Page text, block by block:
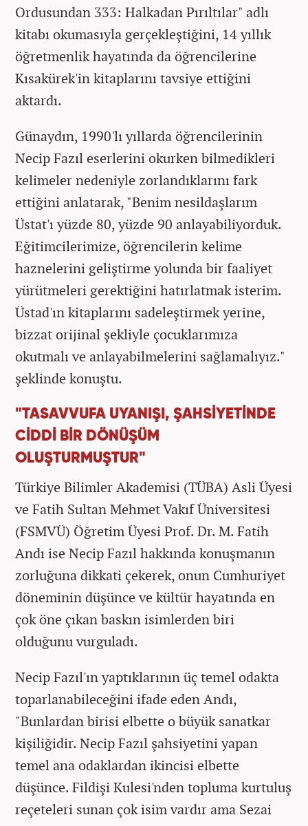
Ordusundan 333: Halkadan Pırıltılar" adlı
kitabı okumasıyla gerçekleştiğini, 14 yıllık
öğretmenlik hayatında da öğrencilerine
Kısakürek'in kitaplarını tavsiye ettiğini
aktardı.
Günaydın, 1990'lı yıllarda öğrencilerinin
Necip Fazıl eserlerini okurken bilmedikleri
kelimeler nedeniyle zorlandıklarını fark
ettiğini anlatarak, "Benim nesildaşlarım
Üstat'ı yüzde 80, yüzde 90 anlayabiliyorduk.
Eğitimcilerimize, öğrencilerin kelime
haznelerini geliştirme yolunda bir faaliyet
yürütmeleri gerektiğini hatırlatmak isterim.
Üstad'ın kitaplarını sadeleştirmek yerine,
bizzat orijinal şekliyle çocuklarımıza
okutmalı ve anlayabilmelerini sağlamalıyız."
şeklinde konuştu.
"TASAVVUFA UYANIŞI, ŞAHSİYETİNDE
CİDDİ BİR DÖNÜŞÜM
OLUŞTURMUŞTUR"
Türkiye Bilimler Akademisi (TÜBA) Asli Üyesi
ve Fatih Sultan Mehmet Vakıf Üniversitesi
(FSMVÜ) Öğretim Üyesi Prof. Dr. M. Fatih
Andı ise Necip Fazıl hakkında konuşmanın
zorluğuna dikkati çekerek, onun Cumhuriyet
döneminin düşünce ve kültür hayatında en
çok öne çıkan baskın isimlerden biri
olduğunu vurguladı.
Necip Fazıl'ın yaptıklarının üç temel odakta
toparlanabileceğini ifade eden Andı,
"Bunlardan birisi elbette o büyük sanatkar
kişiliğidir. Necip Fazıl şahsiyetini yapan
temel ana odaklardan ikincisi elbette
düşünce. Fildişi Kulesi'nden topluma kurtuluş
reçeteleri sunan çok isim vardır ama Sezai